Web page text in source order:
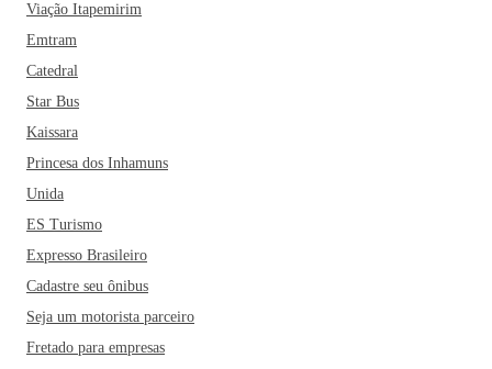
Viação Itapemirim
Emtram
Catedral
Star Bus
Kaissara
Princesa dos Inhamuns
Unida
ES Turismo
Expresso Brasileiro
Cadastre seu ônibus
Seja um motorista parceiro
Fretado para empresas